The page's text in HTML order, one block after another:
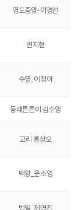
영도중앙-이경선
변지현
수영_이정아
동래튼튼이 김수영
교리 홍상오
백양_윤소영
범일_제명진